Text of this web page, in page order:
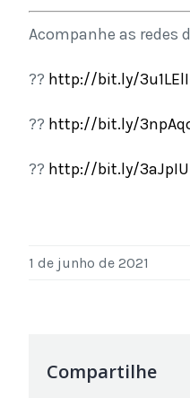
Acompanhe as redes
?? http://bit.ly/
?? http://bit.ly/
?? http://bit.ly/
1 de junho de 2021
Compartilhe